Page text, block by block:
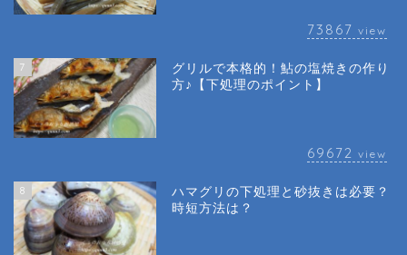
73867 view
7
グリルで本格的！鮎の塩焼きの作り
方♪【下処理のポイント】
69672 view
8
ハマグリの下処理と砂抜きは必要？
時短方法は？